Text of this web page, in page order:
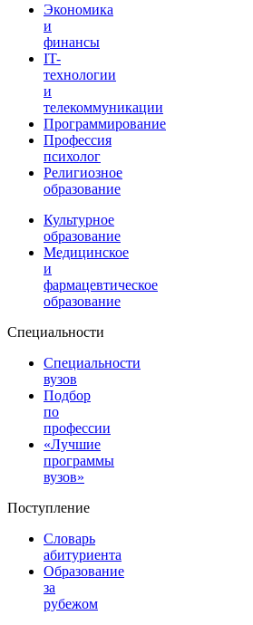
Экономика
и
финансы
IT-
технологии
и
телекоммуникации
Программирование
Профессия
психолог
Религиозное
образование
Культурное
образование
Медицинское
и
фармацевтическое
образование
Специальности
Специальности
вузов
Подбор
по
профессии
«Лучшие
программы
вузов»
Поступление
Словарь
абитуриента
Образование
за
рубежом